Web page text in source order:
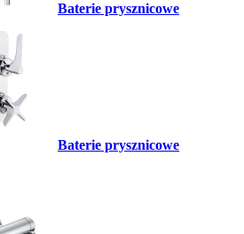
Baterie prysznicowe
Baterie prysznicowe